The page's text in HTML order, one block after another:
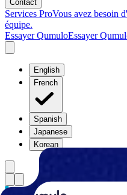
Contact
Services ProVous avez besoin
équipe.
Essayer QumuloEssayer
English
French
Spanish
Japanese
Korean